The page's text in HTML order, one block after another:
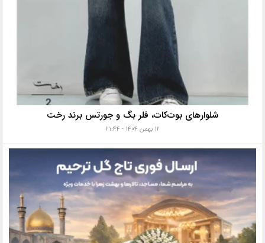
شلوارهای بوت‌کات، فلر بگ و جورتس برند رخت
۱۲ بهمن ۱۴۰۴ - ۲۱:۴۴